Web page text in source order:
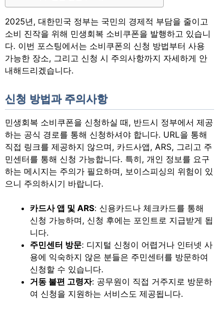
2025년, 대한민국 정부는 국민의 경제적 부담을 줄이고
소비 진작을 위해 민생회복 소비쿠폰을 발행하고 있습니
다. 이번 포스팅에서는 소비쿠폰의 신청 방법부터 사용
가능한 장소, 그리고 신청 시 주의사항까지 자세하게 안
내해드리겠습니다.
신청 방법과 주의사항
민생회복 소비쿠폰을 신청하실 때, 반드시 정부에서 제공
하는 공식 경로를 통해 신청하셔야 합니다. URL을 통해
직접 링크를 제공하지 않으며, 카드사앱, ARS, 그리고 주
민센터를 통해 신청 가능합니다. 특히, 개인 정보를 요구
하는 메시지는 주의가 필요하며, 보이스피싱의 위험이 있
으니 주의하시기 바랍니다.
카드사 앱 및 ARS: 신용카드나 체크카드를 통해
신청 가능하며, 신청 후에는 포인트로 지급받게 됩
니다.
주민센터 방문: 디지털 신청이 어렵거나 인터넷 사
용에 익숙하지 않은 분들은 주민센터를 방문하여
신청할 수 있습니다.
거동 불편 고령자: 공무원이 직접 거주지로 방문하
여 신청을 지원하는 서비스도 제공됩니다.